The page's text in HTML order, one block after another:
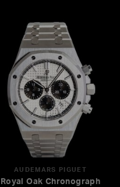
AUDEMARS PIGUET
Royal Oak Chronograph